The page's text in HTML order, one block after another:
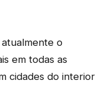
o
em todas as
cidades do interior